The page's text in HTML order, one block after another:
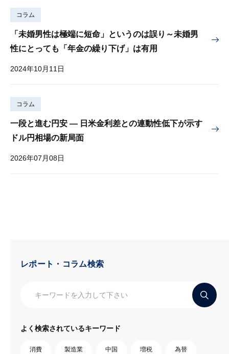
コラム
「未婚男性は極端に短命」というのは誤り～未婚男
性にとっても「年金の繰り下げ」は有用
2024年10月11日
コラム
一段と進む円安 — 日米金利差との連動性低下が示す
ドル円相場の新局面
2026年07月08日
レポート・コラム検索
よく検索されているキーワード
消費 製造業 中国 増税 為替